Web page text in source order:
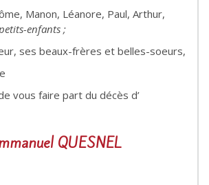
Manon, Léanore, Paul, Arthur,
enfants ;
ses beaux-frères et belles-soeurs,
vous faire part du décès d’
QUESNEL